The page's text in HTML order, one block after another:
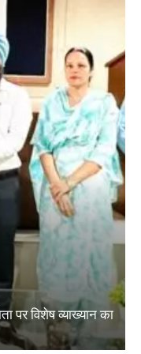
पर विशेष व्याख्यान का